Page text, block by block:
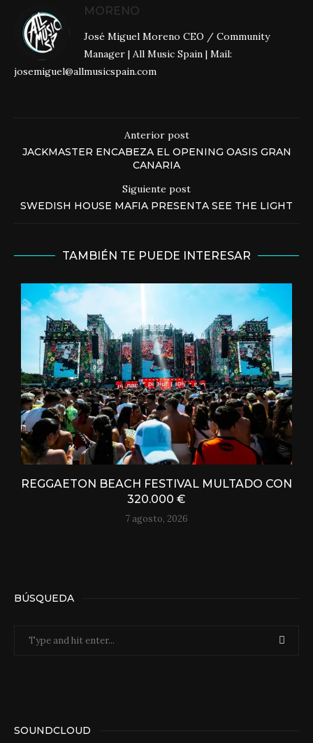
MORENO
José Miguel Moreno CEO / Community
Manager | All Music Spain | Mail:
josemiguel@allmusicspain.com
Anterior post
JACKMASTER ENCABEZA EL OPENING OASIS GRAN
CANARIA
Siguiente post
SWEDISH HOUSE MAFIA PRESENTA SEE THE LIGHT
TAMBIÉN TE PUEDE INTERESAR
REGGAETON BEACH FESTIVAL MULTADO CON
320.000 €
7 agosto, 2026
BÚSQUEDA
SOUNDCLOUD